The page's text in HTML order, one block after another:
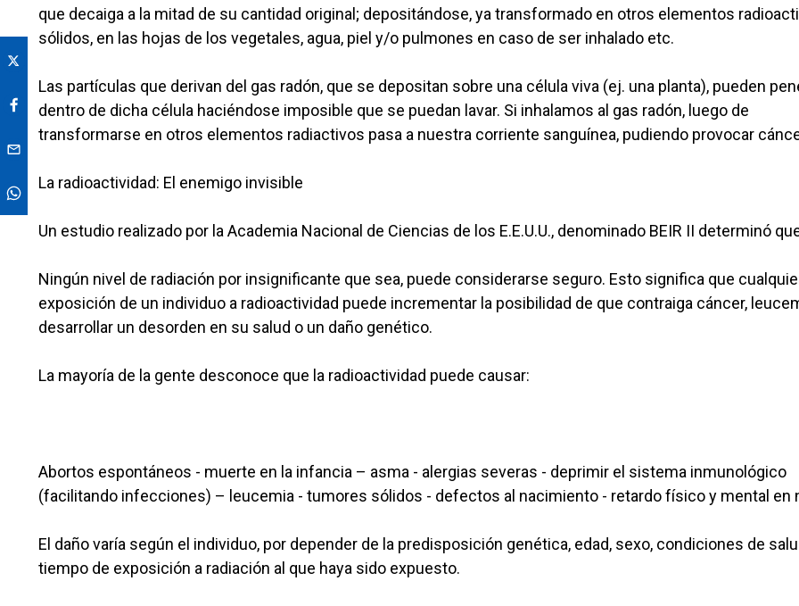
que decaiga a la mitad de su cantidad original; depositándose, ya transformado en otros elementos
sólidos, en las hojas de los vegetales, agua, piel y/o pulmones en caso de ser inhalado etc.
Las partículas que derivan del gas radón, que se depositan sobre una célula viva (ej. una planta), pueden
dentro de dicha célula haciéndose imposible que se puedan lavar. Si inhalamos al gas radón, luego de
transformarse en otros elementos radiactivos pasa a nuestra corriente sanguínea, pudiendo provocar
La radioactividad: El enemigo invisible
Un estudio realizado por la Academia Nacional de Ciencias de los E.E.U.U., denominado BEIR II determinó
Ningún nivel de radiación por insignificante que sea, puede considerarse seguro. Esto significa que
exposición de un individuo a radioactividad puede incrementar la posibilidad de que contraiga cáncer,
desarrollar un desorden en su salud o un daño genético.
La mayoría de la gente desconoce que la radioactividad puede causar:
Abortos espontáneos - muerte en la infancia – asma - alergias severas - deprimir el sistema inmunológico
(facilitando infecciones) – leucemia - tumores sólidos - defectos al nacimiento - retardo físico y mental en
El daño varía según el individuo, por depender de la predisposición genética, edad, sexo, condiciones de
tiempo de exposición a radiación al que haya sido expuesto.